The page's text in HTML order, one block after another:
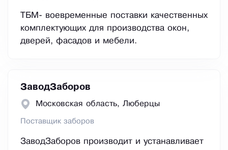
ТБМ- воевременные поставки качественных
комплектующих для производства окон,
дверей, фасадов и мебели.
ЗаводЗаборов
Московская область, Люберцы
Поставщик заборов
ЗаводЗаборов производит и устанавливает